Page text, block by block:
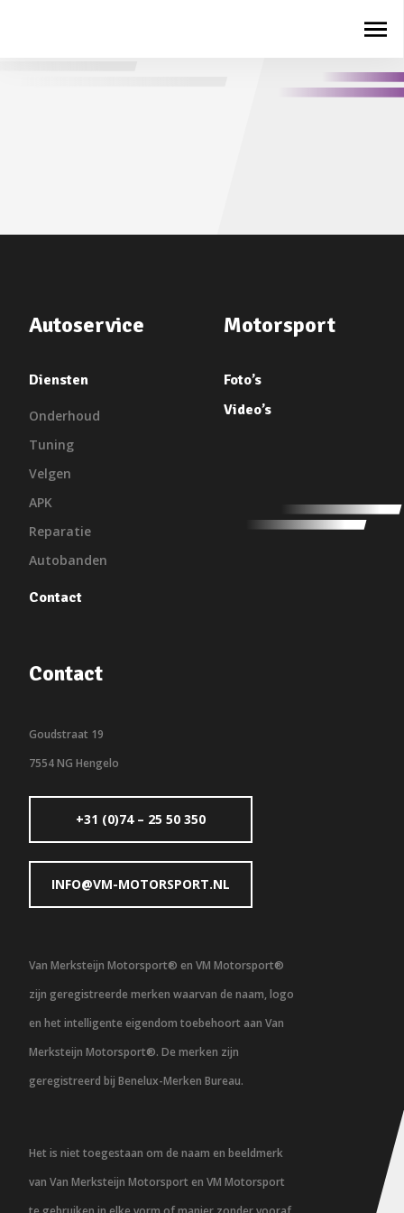
Autoservice
Diensten
Onderhoud
Tuning
Velgen
APK
Reparatie
Autobanden
Contact
Motorsport
Foto’s
Video’s
Contact
Goudstraat 19
7554 NG Hengelo
+31 (0)74 – 25 50 350
INFO@VM-MOTORSPORT.NL
Van Merksteijn Motorsport® en VM Motorsport®
zijn geregistreerde merken waarvan de naam, logo
en het intelligente eigendom toebehoort aan Van
Merksteijn Motorsport®. De merken zijn
geregistreerd bij Benelux-Merken Bureau.
Het is niet toegestaan om de naam en beeldmerk
van Van Merksteijn Motorsport en VM Motorsport